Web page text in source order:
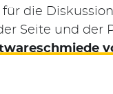
die
Seite und der